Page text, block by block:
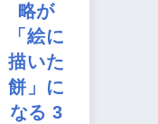
略が
「絵に
描いた
餅」に
なる 3